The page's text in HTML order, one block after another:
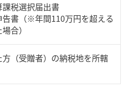
課税選択届出書
告書（※年間110万円を超える
合）
（受贈者）の納税地を所轄